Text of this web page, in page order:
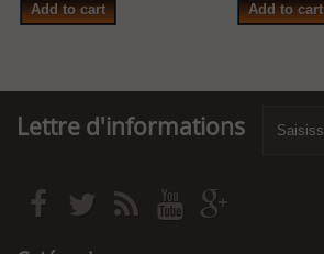
Add to cart Add to cart
Lettre d'informations